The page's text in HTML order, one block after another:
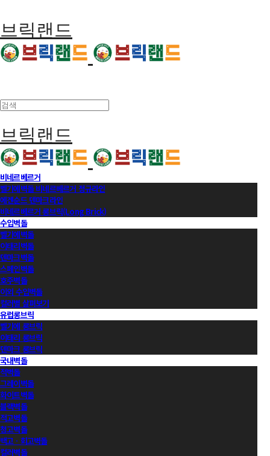
브릭랜드
브릭랜드
비네르베르거
벨기에벽돌 비네르베르거 정규라인
에겐순드 덴마크라인
비네르베르거 롱브릭(Long Brick)
수입벽돌
벨기에벽돌
이태리벽돌
덴마크벽돌
스페인벽돌
호주벽돌
이외 수입벽돌
컬러별 살펴보기
유럽롱브릭
벨기에 롱브릭
이태리 롱브릭
덴마크 롱브릭
국내벽돌
적벽돌
그레이벽돌
화이트벽돌
블랙벽돌
적고벽돌
청고벽돌
백고ㆍ회고벽돌
컬러벽돌